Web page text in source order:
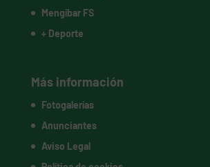
Mengíbar FS
+ Deporte
Más información
Fotogalerías
Anunciantes
Aviso Legal